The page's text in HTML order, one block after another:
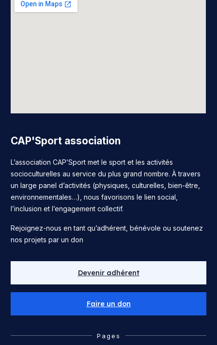
CAP'Sport association
L’association CAP’Sport met le sport et les activités
socioculturelles au service du plus grand nombre. À travers
un large panel d’activités (physiques, culturelles, bien-être,
environnementales…), nous favorisons le lien social,
l’inclusion et l’engagement collectif.
Rejoignez-nous en tant qu’adhérent, bénévole ou soutenez
nos projets par un don
Devenir adhérent
Faire un don
Pages